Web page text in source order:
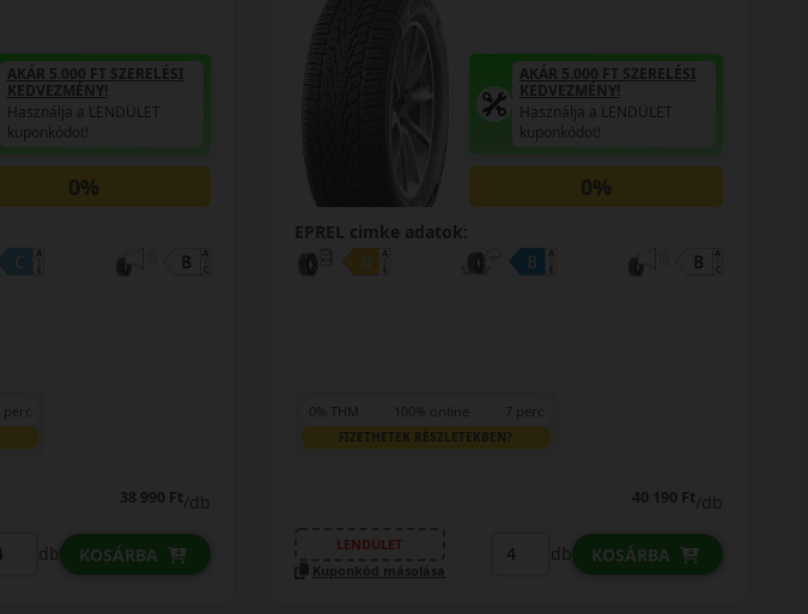
AKÁR 5.000 FT SZERELÉSI
KEDVEZMÉNY!
Használja a LENDÜLET
kuponkódot!
0%
7 perc
46 990 Ft/db
db KOSÁRBA
AKÁR 5.000 FT SZERELÉSI
KEDVEZMÉNY!
Használja a LENDÜLET
kuponkódot!
0%
EPREL cimke adatok:
0% THM 100% online 7 perc
FIZETHETEK RÉSZLETEKBEN?
48 490 Ft/db
LENDÜLET
Kuponkód másolása
db KOSÁRBA